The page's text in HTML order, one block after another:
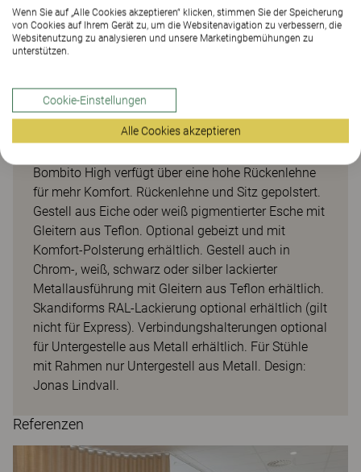
The Better Effect Index (2.1)
Bombito High
Bombito High verfügt über eine hohe Rückenlehne
für mehr Komfort. Rückenlehne und Sitz gepolstert.
Gestell aus Eiche oder weiß pigmentierter Esche mit
Gleitern aus Teflon. Optional gebeizt und mit
Komfort-Polsterung erhältlich. Gestell auch in
Chrom-, weiß, schwarz oder silber lackierter
Metallausführung mit Gleitern aus Teflon erhältlich.
Skandiforms RAL-Lackierung optional erhältlich (gilt
nicht für Express). Verbindungshalterungen optional
für Untergestelle aus Metall erhältlich. Für Stühle
mit Rahmen nur Untergestell aus Metall. Design:
Jonas Lindvall.
Referenzen
Wenn Sie auf „Alle Cookies akzeptieren“ klicken, stimmen Sie der Speicherung
von Cookies auf Ihrem Gerät zu, um die Websitenavigation zu verbessern, die
Websitenutzung zu analysieren und unsere Marketingbemühungen zu
unterstützen.
Cookie-Einstellungen
Alle Cookies akzeptieren